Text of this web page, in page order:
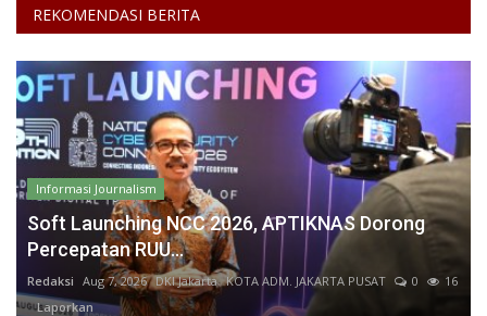
REKOMENDASI BERITA
Informasi Journalism
Soft Launching NCC 2026, APTIKNAS Dorong
Percepatan RUU...
Redaksi Aug 7, 2026 DKI Jakarta KOTA ADM. JAKARTA PUSAT 0
16
Laporkan